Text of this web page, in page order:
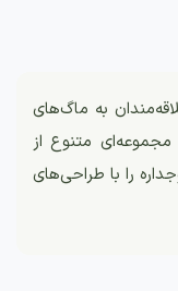
به ماگ‌های
متنوع از
را با طراحی‌های